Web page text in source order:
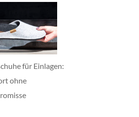
für Einlagen:
ohne